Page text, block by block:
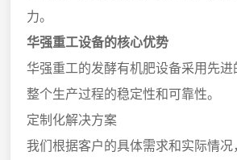
力。
华强重工设备的核心优势
华强重工的发酵有机肥设备采用先
整个生产过程的稳定性和可靠性。
定制化解决方案
我们根据客户的具体需求和实际情